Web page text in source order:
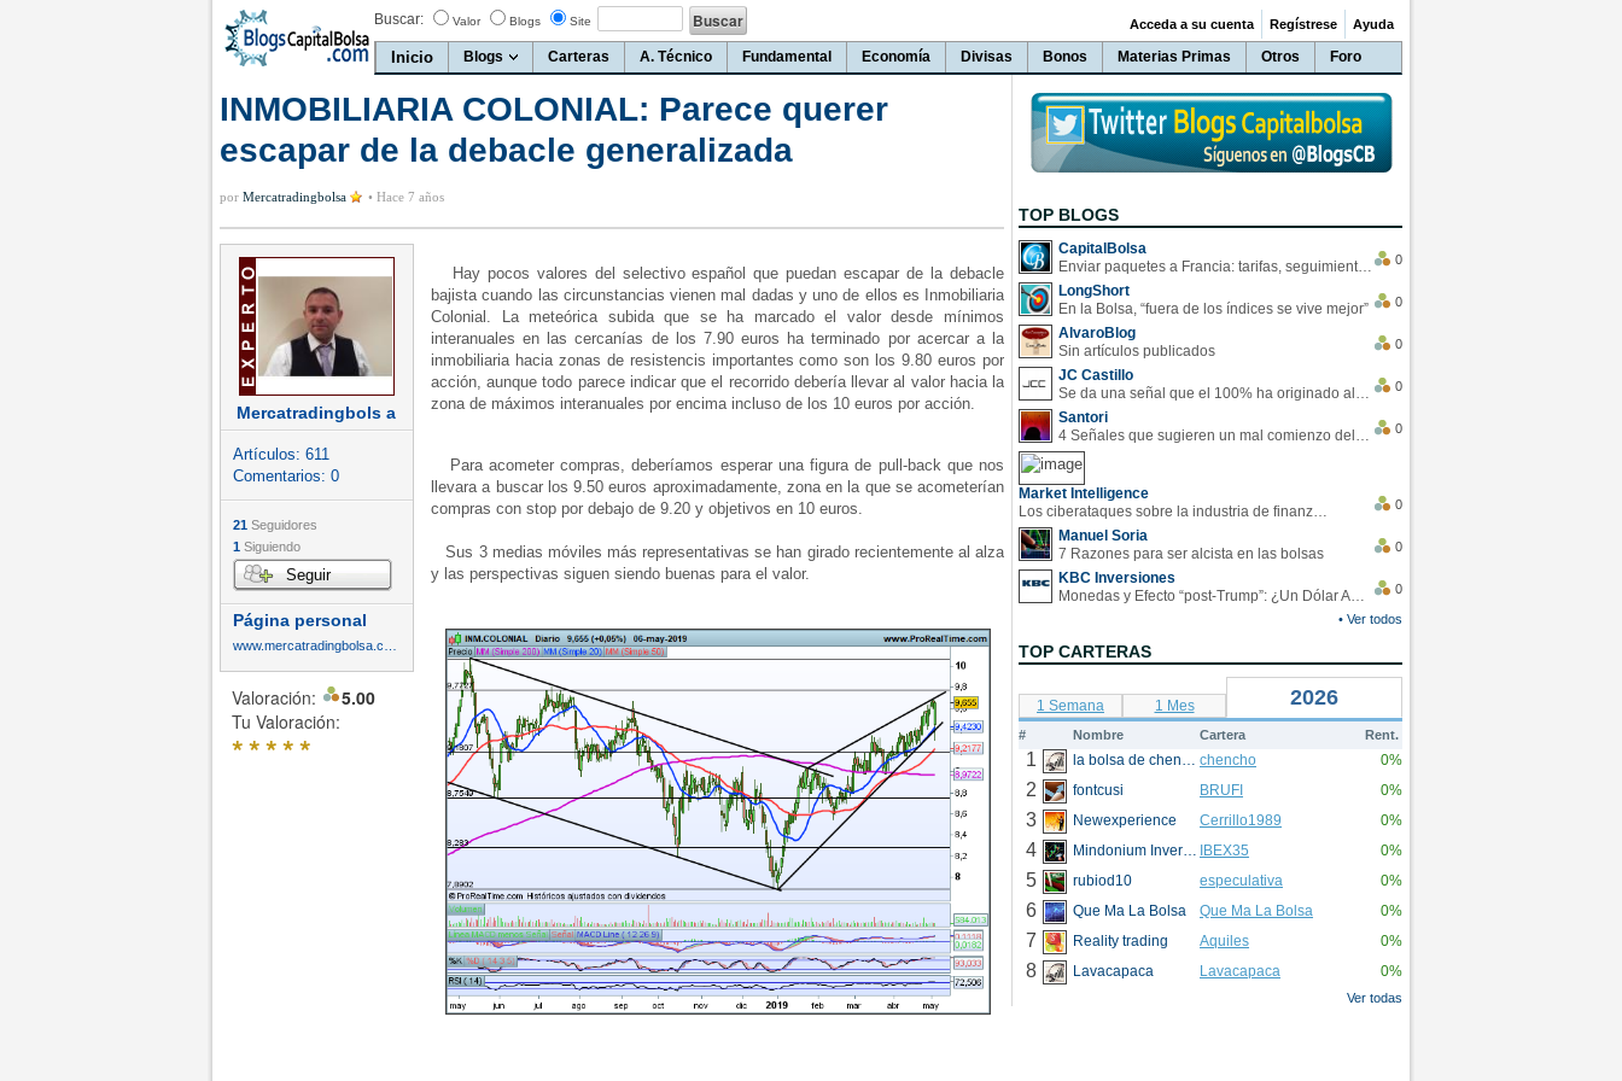
Buscar: Valor Blogs Site
Inicio Blogs Carteras A. Técnico Fundamental Economía Divisas Bonos Materias Primas Otros Foro
Acceda a su cuenta Regístrese Ayuda
INMOBILIARIA COLONIAL: Parece querer
escapar de la debacle generalizada
por Mercatradingbolsa • Hace 7 años
Mercatradingbols a
Artículos: 611
Comentarios: 0
21 Seguidores
1 Siguiendo
Seguir
Página personal
Valoración:
5.00
Tu Valoración:
*****
Hay pocos valores del selectivo español que puedan escapar de la debacle
bajista cuando las circunstancias vienen mal dadas y uno de ellos es Inmobiliaria
Colonial. La meteórica subida que se ha marcado el valor desde mínimos
interanuales en las cercanías de los 7.90 euros ha terminado por acercar a la
inmobiliaria hacia zonas de resistencis importantes como son los 9.80 euros por
acción, aunque todo parece indicar que el recorrido debería llevar al valor hacia la
zona de máximos interanuales por encima incluso de los 10 euros por acción.
Para acometer compras, deberíamos esperar una figura de pull-back que nos
llevara a buscar los 9.50 euros aproximadamente, zona en la que se acometerían
compras con stop por debajo de 9.20 y objetivos en 10 euros.
Sus 3 medias móviles más representativas se han girado recientemente al alza
y las perspectivas siguen siendo buenas para el valor.
TOP BLOGS
CapitalBolsa
Enviar paquetes a Francia: tarifas, seguimiento y ventajas destacadas
0
LongShort
En la Bolsa, “fuera de los índices se vive mejor”
0
AlvaroBlog
Sin artículos publicados
0
JC Castillo
Se da una señal que el 100% ha originado alzas en las bolsas
0
Santori
4 Señales que sugieren un mal comienzo del 3T de la economía EEUU
0
Market Intelligence
Los ciberataques sobre la industria de finanzas se han duplicado este año
0
Manuel Soria
7 Razones para ser alcista en las bolsas
0
KBC Inversiones
Monedas y Efecto “post-Trump”: ¿Un Dólar Americano operando en rangos?
0
• Ver todos
TOP CARTERAS
1 Semana 1 Mes 2026
# Nombre Cartera Rent.
1 la bolsa de chencho chencho 0%
2 fontcusi BRUFI 0%
3 Newexperience Cerrillo1989 0%
4 Mindonium Inversions IBEX35 0%
5 rubiod10 especulativa 0%
6 Que Ma La Bolsa Que Ma La Bolsa 0%
7 Reality trading Aquiles 0%
8 Lavacapaca Lavacapaca 0%
Ver todas